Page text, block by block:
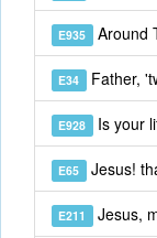
E935 Around
E34 Father,
E928 Is your
E65 Jesus!
E211 Jesus,